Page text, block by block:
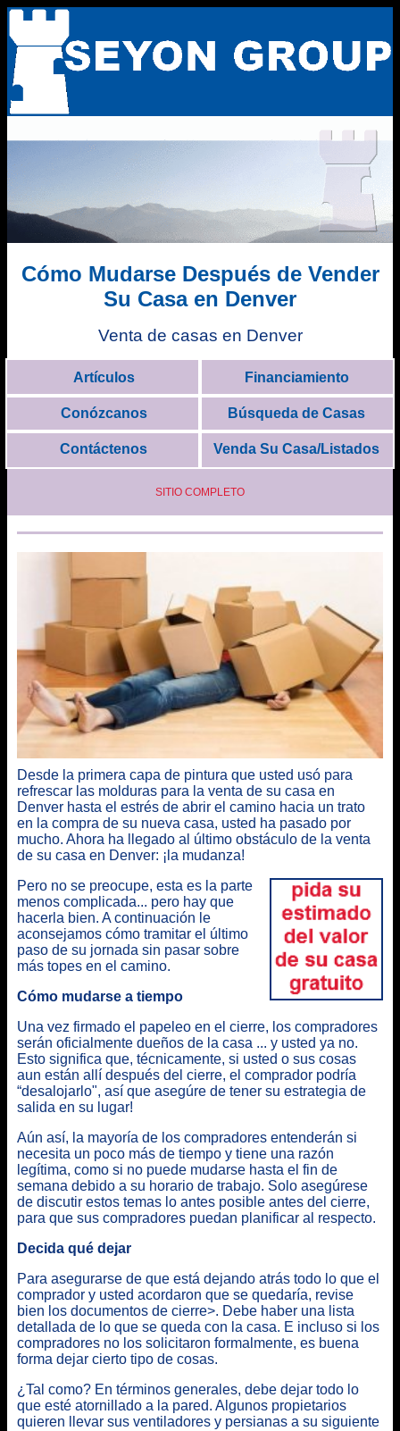
Cómo Mudarse Después de Vender
Su Casa en Denver
Venta de casas en Denver
Artículos Financiamiento
Conózcanos Búsqueda de Casas
Contáctenos Venda Su Casa/Listados
SITIO COMPLETO
Desde la primera capa de pintura que usted usó para
refrescar las molduras para la venta de su casa en
Denver hasta el estrés de abrir el camino hacia un trato
en la compra de su nueva casa, usted ha pasado por
mucho. Ahora ha llegado al último obstáculo de la venta
de su casa en Denver: ¡la mudanza!
Pero no se preocupe, esta es la parte
menos complicada... pero hay que
hacerla bien. A continuación le
aconsejamos cómo tramitar el último
paso de su jornada sin pasar sobre
más topes en el camino.
Cómo mudarse a tiempo
Una vez firmado el papeleo en el cierre, los compradores
serán oficialmente dueños de la casa ... y usted ya no.
Esto significa que, técnicamente, si usted o sus cosas
aun están allí después del cierre, el comprador podría
“desalojarlo", así que asegúre de tener su estrategia de
salida en su lugar!
Aún así, la mayoría de los compradores entenderán si
necesita un poco más de tiempo y tiene una razón
legítima, como si no puede mudarse hasta el fin de
semana debido a su horario de trabajo. Solo asegúrese
de discutir estos temas lo antes posible antes del cierre,
para que sus compradores puedan planificar al respecto.
Decida qué dejar
Para asegurarse de que está dejando atrás todo lo que el
comprador y usted acordaron que se quedaría, revise
bien los documentos de cierre>. Debe haber una lista
detallada de lo que se queda con la casa. E incluso si los
compradores no los solicitaron formalmente, es buena
forma dejar cierto tipo de cosas.
¿Tal como? En términos generales, debe dejar todo lo
que esté atornillado a la pared. Algunos propietarios
quieren llevar sus ventiladores y persianas a su siguiente